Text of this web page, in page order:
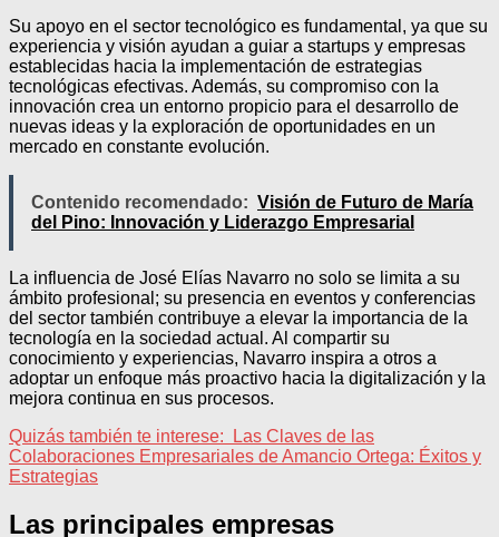
Su apoyo en el sector tecnológico es fundamental, ya que su
experiencia y visión ayudan a guiar a startups y empresas
establecidas hacia la implementación de estrategias
tecnológicas efectivas. Además, su compromiso con la
innovación crea un entorno propicio para el desarrollo de
nuevas ideas y la exploración de oportunidades en un
mercado en constante evolución.
Contenido recomendado: Visión de Futuro de María
del Pino: Innovación y Liderazgo Empresarial
La influencia de José Elías Navarro no solo se limita a su
ámbito profesional; su presencia en eventos y conferencias
del sector también contribuye a elevar la importancia de la
tecnología en la sociedad actual. Al compartir su
conocimiento y experiencias, Navarro inspira a otros a
adoptar un enfoque más proactivo hacia la digitalización y la
mejora continua en sus procesos.
Quizás también te interese:
Las Claves de las
Colaboraciones Empresariales de Amancio Ortega: Éxitos y
Estrategias
Las principales empresas